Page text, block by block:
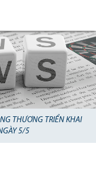
THƯƠNG TRIỂN KHAI
5/5